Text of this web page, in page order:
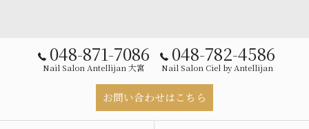
048-871-7086
Nail Salon Antellijan 大宮
048-782-4586
Nail Salon Ciel by Antellijan
お問い合わせはこちら